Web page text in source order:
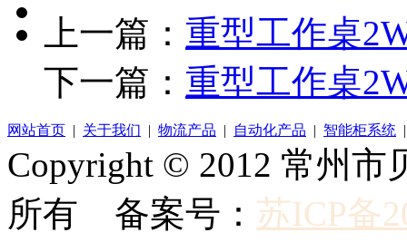
上一篇： 重型工作桌
下一篇： 重型工作桌
网站首页 | 关于我们 | 物流产品 | 自动化产品 | 智能柜系统
Copyright © 2012 常州
所有 备案号： 苏ICP备